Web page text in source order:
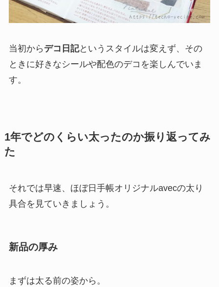
当初から デコ日記というスタイルは変えず、その
ときに好きなシールや配色のデコを楽しんでいま
す。
1年でどのくらい太ったのか振り返ってみ
た
それでは早速、ほぼ日手帳オリジナルavecの太り
具合を見ていきましょう。
新品の厚み
まずは太る前の姿から。